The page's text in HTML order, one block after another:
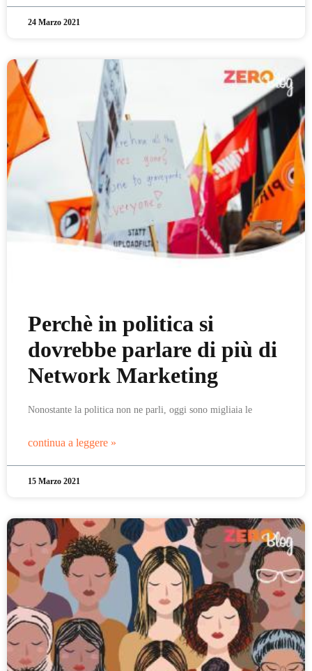
24 Marzo 2021
Perchè in politica si
dovrebbe parlare di più di
Network Marketing
Nonostante la politica non ne parli, oggi sono migliaia le
continua a leggere »
15 Marzo 2021